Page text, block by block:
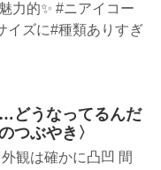
力的✨ #ニアイコー
イズに#種類ありすぎ
どうなってるんだ
つぶやき〉
観は確かに凸凹 間